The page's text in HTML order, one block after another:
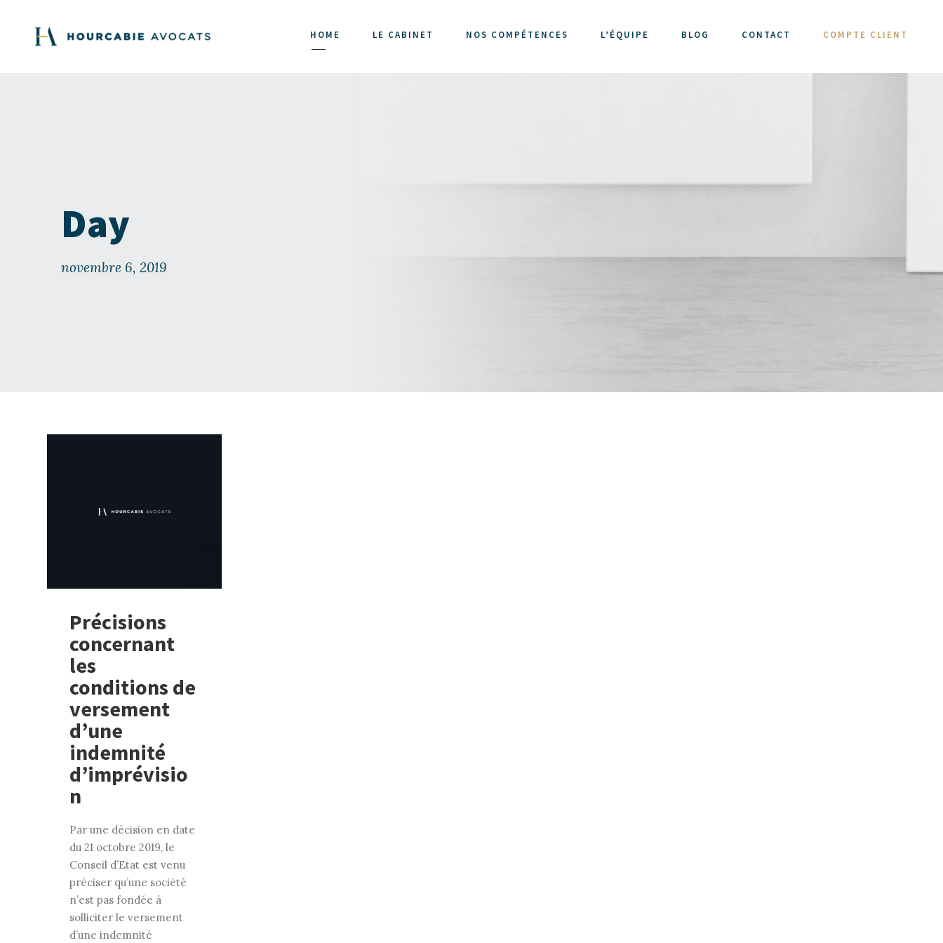
HOME LE CABINET NOS COMPÉTENCES L’ÉQUIPE BLOG CONTACT COMPTE CLIENT
Day
novembre 6, 2019
Précisions
concernant
les
conditions de
versement
d’une
indemnité
d’imprévisio
n
Par une décision en date
du 21 octobre 2019, le
Conseil d’Etat est venu
préciser qu’une société
n’est pas fondée à
solliciter le versement
d’une indemnité